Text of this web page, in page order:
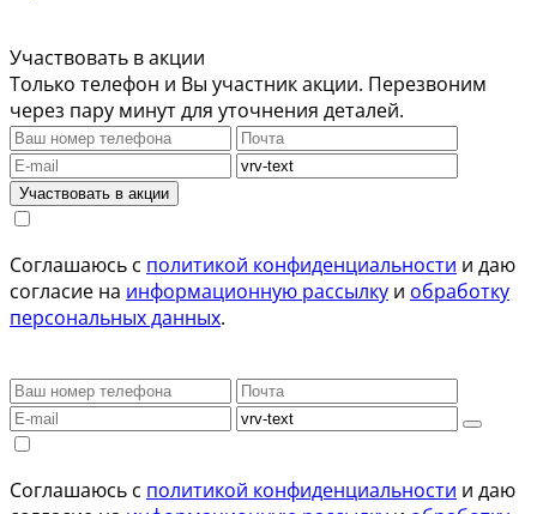
Участвовать в акции
Только телефон и Вы участник акции. Перезвоним
через пару минут для уточнения деталей.
Участвовать в акции
Соглашаюсь с политикой конфиденциальности и даю
согласие на информационную рассылку и обработку
персональных данных.
Соглашаюсь с политикой конфиденциальности и даю